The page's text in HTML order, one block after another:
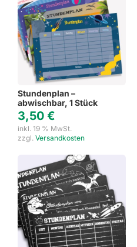
Stundenplan –
abwischbar, 1 Stück
3,50 €
inkl. 19 % MwSt.
zzgl. Versandkosten